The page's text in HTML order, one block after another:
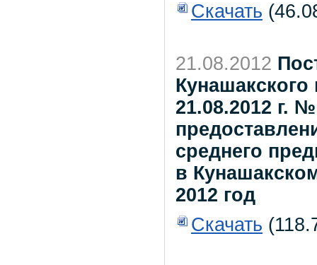
Скачать
21.08.2012
21.08.2012 г.
среднего
в
2012 год
Скачать